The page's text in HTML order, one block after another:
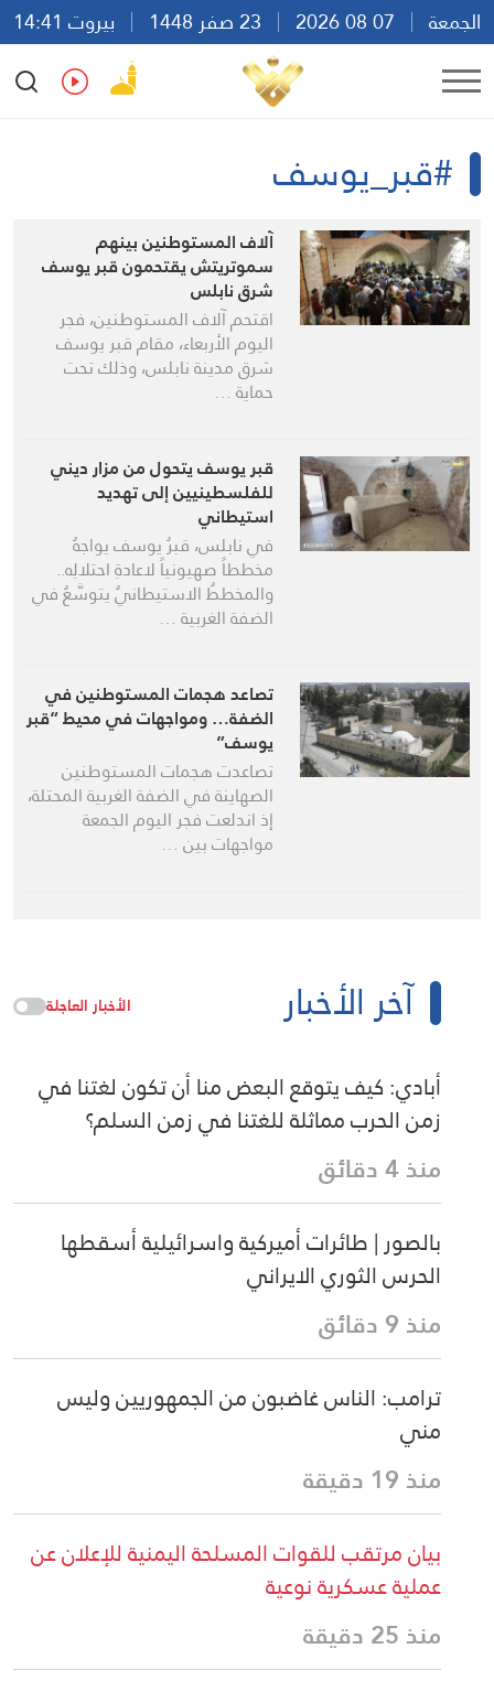
الجمعة
بيروت 14:41
Ar
En Fr Es
#قبر_يوسف
آلاف المستوطنين بينهم
سموتريتش يقتحمون قبر يوسف
شرق نابلس
اقتحم آلاف المستوطنين، فجر
اليوم الأربعاء، مقام قبر يوسف
شرق مدينة نابلس، وذلك تحت
حماية …
قبر يوسف يتحول من مزار ديني
للفلسطينيين إلى تهديد
استيطاني
في نابلس، قبرُ يوسف يواجهُ
مخططاً صهيونياً لاعادةِ احتلالِه..
والمخططُ الاستيطانيُ يتوسَّعُ في
الضفة الغربية …
تصاعد هجمات المستوطنين في
الضفة… ومواجهات في محيط “قبر
يوسف”
تصاعدت هجمات المستوطنين
الصهاينة في الضفة الغربية المحتلة،
إذ اندلعت فجر اليوم الجمعة
مواجهات بين …
آخر الأخبار الأخبار العاجلة
أبادي: كيف يتوقع البعض منا أن تكون لغتنا في
زمن الحرب مماثلة للغتنا في زمن السلم؟
منذ 4 دقائق
بالصور | طائرات أميركية واسرائيلية أسقطها
الحرس الثوري الايراني
منذ 9 دقائق
ترامب: الناس غاضبون من الجمهوريين وليس
مني
منذ 19 دقيقة
بيان مرتقب للقوات المسلحة اليمنية للإعلان عن
عملية عسكرية نوعية
منذ 25 دقيقة